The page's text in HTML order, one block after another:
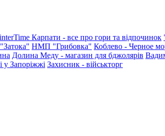
Карпати - все про гори та відпочинок
НМП "Грибовка" Коблево - Черное
Долина Меду - магазин для бджолярів
у Запоріжжі Захисник - військторг